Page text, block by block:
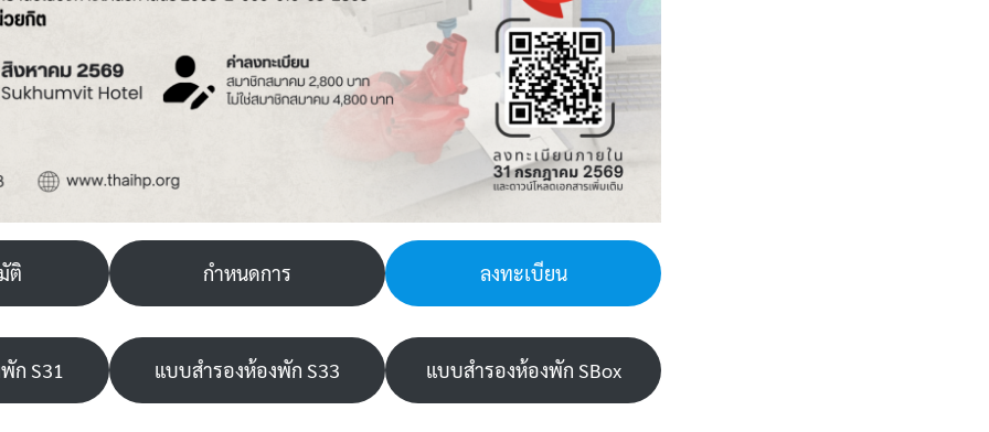
ติ กำหนดการ ลงทะเบียน
ก S31 แบบสำรองห้องพัก S33 แบบสำรองห้องพัก SBox